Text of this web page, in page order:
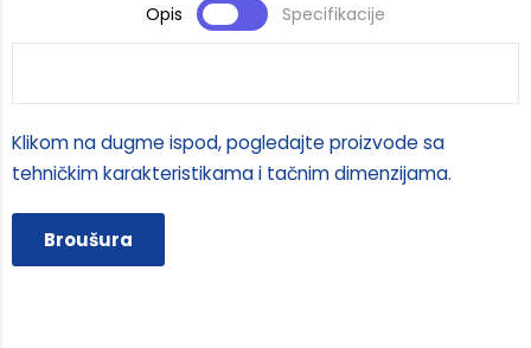
Opis Specifikacije
Klikom na dugme ispod, pogledajte proizvode sa
tehničkim karakteristikama i tačnim dimenzijama.
Broušura